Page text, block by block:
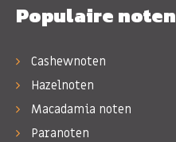
Populaire noten
Cashewnoten
Hazelnoten
Macadamia noten
Paranoten